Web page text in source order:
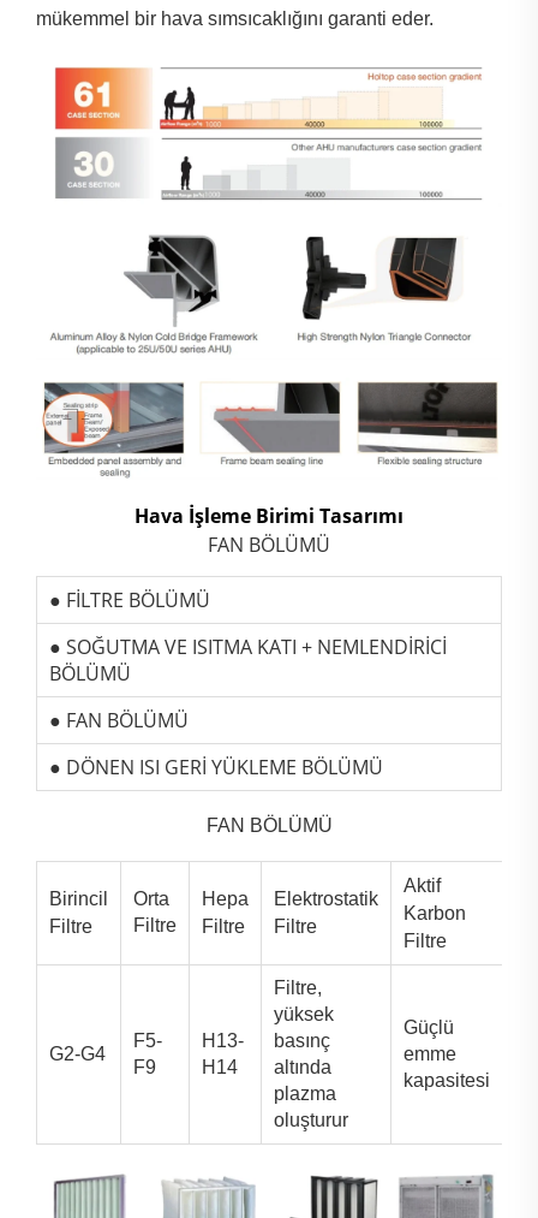
mükemmel bir hava sımsıcaklığını garanti eder.
Hava İşleme Birimi Tasarımı
FAN BÖLÜMÜ
● FİLTRE BÖLÜMÜ
● SOĞUTMA VE ISITMA KATI + NEMLENDİRİCİ
BÖLÜMÜ
● FAN BÖLÜMÜ
● DÖNEN ISI GERİ YÜKLEME BÖLÜMÜ
FAN BÖLÜMÜ
Birincil
Filtre
Orta
Filtre
Hepa
Filtre
Elektrostatik
Filtre
Aktif
Karbon
Filtre
G2-G4
F5-
F9
H13-
H14
Filtre,
yüksek
basınç
altında
plazma
oluşturur
Güçlü
emme
kapasitesi